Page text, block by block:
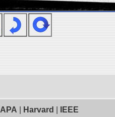
APA Harvard IEEE